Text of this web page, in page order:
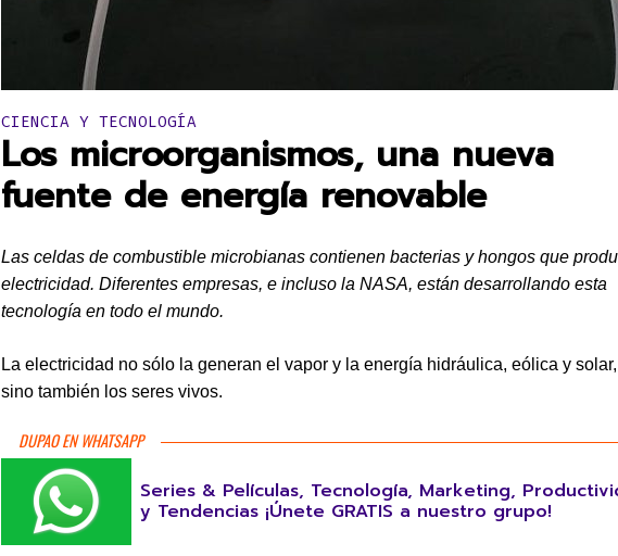
Publicado en:
CIENCIA Y TECNOLOGÍA
Los microorganismos, una nueva
fuente de energía renovable
Las celdas de combustible microbianas contienen bacterias y hongos que
electricidad. Diferentes empresas, e incluso la NASA, están desarrollando esta
tecnología en todo el mundo.
La electricidad no sólo la generan el vapor y la energía hidráulica, eólica y solar,
sino también los seres vivos.
DUPAO EN WHATSAPP
Series & Películas, Tecnología, Marketing,
y Tendencias ¡Únete GRATIS a nuestro grupo!